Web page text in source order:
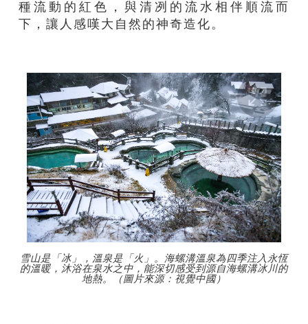
種流動的紅色，與清冽的流水相伴順流而
下，讓人感嘆大自然的神奇造化。
雪山是「冰」，溫泉是「火」。海螺溝溫泉為四季注入永恆
的溫暖，沐浴在泉水之中，能深切感受到源自海螺溝冰川的
地熱。（圖片來源：視覺中國）